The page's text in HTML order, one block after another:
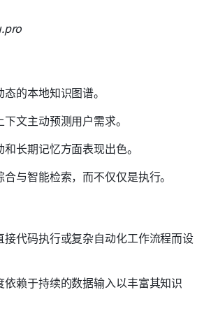
的本地知识图谱。
文主动预测用户需求。
长期记忆方面表现出色。
与智能检索，而不仅仅是执行。
接代码执行或复杂自动化工作流程而设
依赖于持续的数据输入以丰富其知识